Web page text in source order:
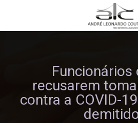
Funcionários
recusarem
contra a COVID-